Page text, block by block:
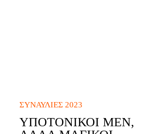
ΣΥΝΑΥΛΊΕΣ 2023
ΥΠΟΤΟΝΙΚΟΊ ΜΕΝ,